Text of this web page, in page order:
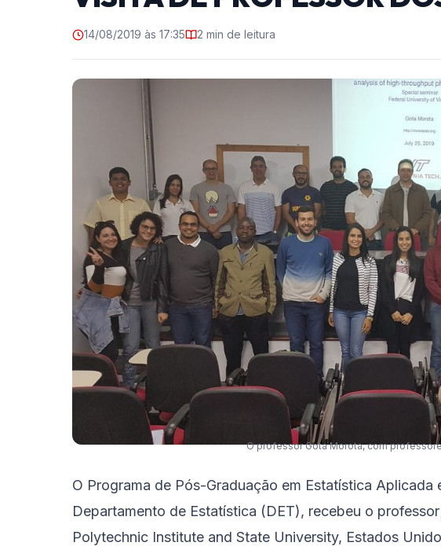
14/08/2019 às 17:35 2 min de leitura
O professor Gota Morota, com
O Programa de Pós-Graduação em Estatística
Departamento de Estatística (DET), recebeu o professor
Polytechnic Institute and State University, Estados